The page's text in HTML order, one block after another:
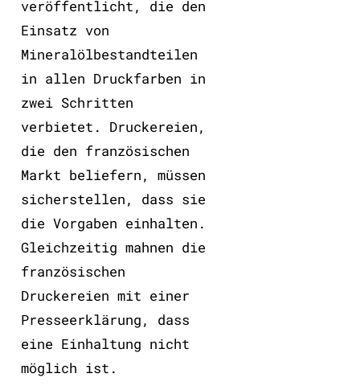
veröffentlicht, die den
Einsatz von
Mineralölbestandteilen
in allen Druckfarben in
zwei Schritten
verbietet. Druckereien,
die den französischen
Markt beliefern, müssen
sicherstellen, dass sie
die Vorgaben einhalten.
Gleichzeitig mahnen die
französischen
Druckereien mit einer
Presseerklärung, dass
eine Einhaltung nicht
möglich ist.